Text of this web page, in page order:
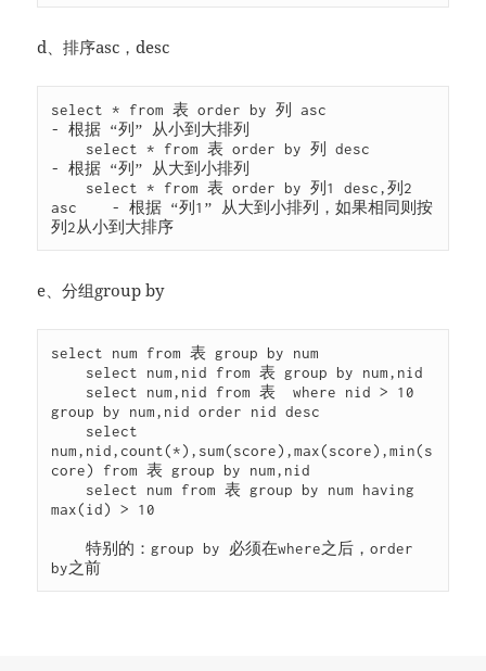
d、排序asc，desc
select * from 表 order by 列 asc
- 根据 “列” 从小到大排列
- 根据 “列” 从大到小排列
asc    - 根据 “列1” 从大到小排列，如果相同则按
列2从小到大排序
e、分组group by
select num from 表 group by num
group by num,nid order nid desc
num,nid,count(*),sum(score),max(score),min(s
core) from 表 group by num,nid
max(id) > 10
    特别的：group by 必须在where之后，order
by之前